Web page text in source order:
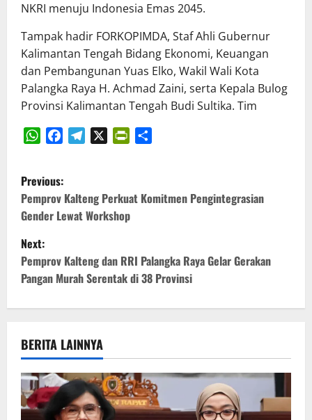
NKRI menuju Indonesia Emas 2045.
Tampak hadir FORKOPIMDA, Staf Ahli Gubernur
Kalimantan Tengah Bidang Ekonomi, Keuangan
dan Pembangunan Yuas Elko, Wakil Wali Kota
Palangka Raya H. Achmad Zaini, serta Kepala Bulog
Provinsi Kalimantan Tengah Budi Sultika. Tim
P
o
s
t
n
v
i
g
Previous:
Pemprov Kalteng Perkuat Komitmen Pengintegrasian
Gender Lewat Workshop
Next:
Pemprov Kalteng dan RRI Palangka Raya Gelar Gerakan
Pangan Murah Serentak di 38 Provinsi
BERITA LAINNYA